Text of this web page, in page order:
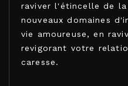
raviver l'étincelle de
nouveaux domaines
vie amoureuse, en
revigorant votre
caresse.